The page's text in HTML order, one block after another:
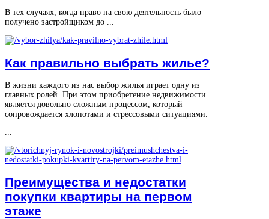
В тех случаях, когда право на свою деятельность было
получено застройщиком до ...
Как правильно выбрать жилье?
В жизни каждого из нас выбор жилья играет одну из
главных ролей. При этом приобретение недвижимости
является довольно сложным процессом, который
сопровождается хлопотами и стрессовыми ситуациями.
...
Преимущества и недостатки
покупки квартиры на первом
этаже